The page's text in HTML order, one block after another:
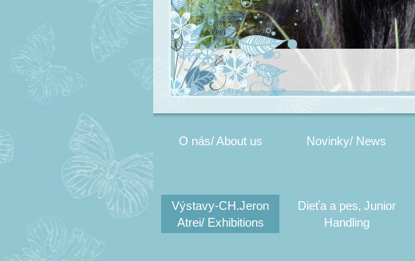
O nás/ About us Novinky/ News
Výstavy-CH.Jeron
Atrei/ Exhibitions
Dieťa a pes‚ Junior
Handling